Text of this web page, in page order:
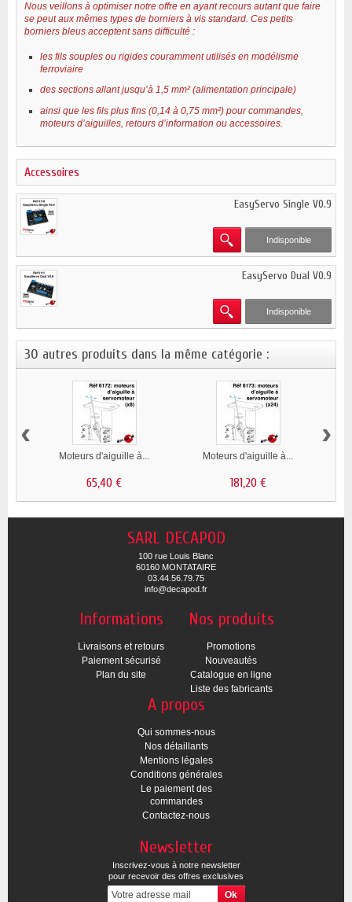
Nous veillons à optimiser notre offre en ayant recours autant que faire
se peut aux mêmes types de borniers à vis standard. Ces petits
borniers bleus acceptent sans difficulté :
les fils souples ou rigides couramment utilisés en modélisme
ferroviaire
des sections allant jusqu’à 1,5 mm² (alimentation principale)
ainsi que les fils plus fins (0,14 à 0,75 mm²) pour commandes,
moteurs d’aiguilles, retours d’information ou accessoires.
Accessoires
EasyServo Single V0.9
Indisponible
EasyServo Dual V0.9
Indisponible
30 autres produits dans la même catégorie :
Moteurs d'aiguille à...
65,40 €
Moteurs d'aiguille à...
181,20 €
‹ ›
SARL DECAPOD
100 rue Louis Blanc
60160 MONTATAIRE
03.44.56.79.75
info@decapod.fr
Informations
Livraisons et retours
Paiement sécurisé
Plan du site
Nos produits
Promotions
Nouveautés
Catalogue en ligne
Liste des fabricants
A propos
Qui sommes-nous
Nos détaillants
Mentions légales
Conditions générales
Le paiement des
commandes
Contactez-nous
Newsletter
Inscrivez-vous à notre newsletter
pour recevoir des offres exclusives